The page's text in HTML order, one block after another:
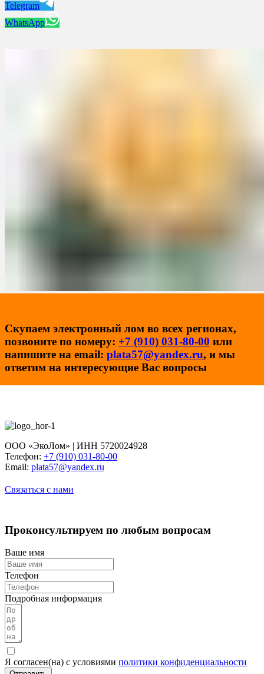
Telegram
WhatsApp
Скупаем электронный лом во всех регионах,
позвоните по номеру: +7 (910) 031-80-00 или
напишите на email: plata57@yandex.ru, и мы
ответим на интересующие Вас вопросы
ООО «ЭкоЛом» | ИНН 5720024928
Телефон: +7 (910) 031-80-00
Email: plata57@yandex.ru
Связаться с нами
Проконсультируем по любым вопросам
Ваше имя
Телефон
Подробная информация
Я согласен(на) с условиями политики конфиденциальности